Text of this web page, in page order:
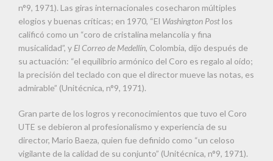
n°9, 1971). Las giras internacionales cosecharon múltiples
elogios y buenas críticas; en 1970, “El Washington Post los
calificó como un “coro de cristalina melancolía y fina
musicalidad”, y El Correo de Medellín, Colombia, dijo después de
su actuación: “el equilibrio armónico del Coro es regalo al oído;
la precisión del teclado con que el director mueve las notas, es
admirable” (Unitécnica, n°9, 1971).
Gran parte de los logros y reconocimientos que tuvo el Coro
UTE se debieron al profesionalismo y experiencia de su
director, Mario Baeza, quien fue definido como “un celoso
vigilante de la calidad de su conjunto” (Unitécnica, n°9, 1971).